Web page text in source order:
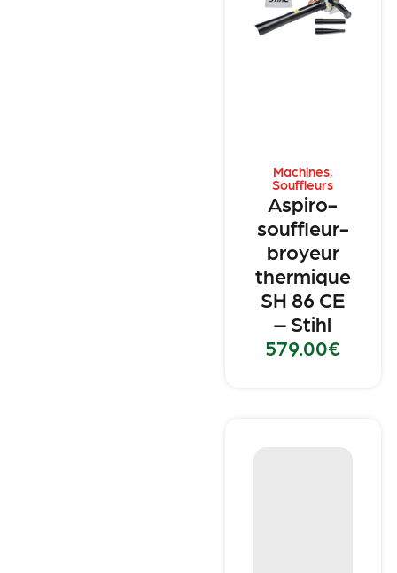
Machines,
Souffleurs
Aspiro-
souffleur-
broyeur
thermique
SH 86 CE
– Stihl
579.00€